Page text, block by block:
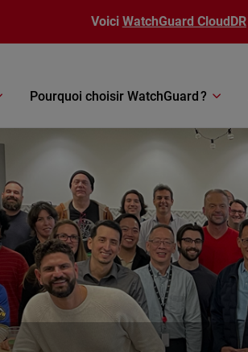
Voici WatchGuard CloudDR
Pourquoi choisir WatchGuard ?